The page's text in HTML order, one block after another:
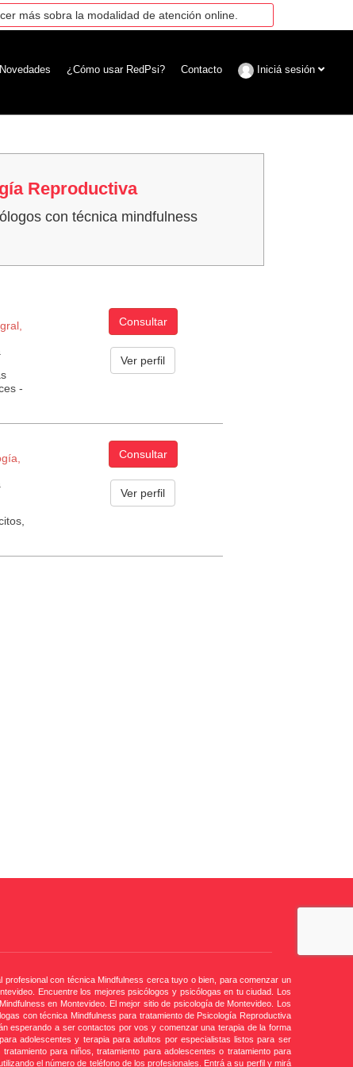
más sobra la modalidad de atención online.
Novedades ¿Cómo usar RedPsi? Contacto Iniciá sesión
Reproductiva
con técnica mindfulness
-
Consultar
Ver perfil
Consultar
Ver perfil
con técnica Mindfulness cerca tuyo o bien, para comenzar un
Encuentre los mejores psicólogos y psicólogas en tu ciudad. Los
en Montevideo. El mejor sitio de psicología de Montevideo. Los
con técnica Mindfulness para tratamiento de Psicología Reproductiva
esperando a ser contactos por vos y comenzar una terapia de la forma
adolescentes y terapia para adultos por especialistas listos para ser
para niños, tratamiento para adolescentes o tratamiento para
el número de teléfono de los profesionales. Entrá a su perfil y mirá